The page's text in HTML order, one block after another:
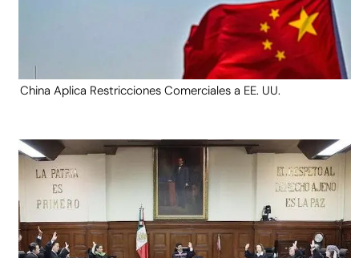
China Aplica Restricciones Comerciales a EE. UU.